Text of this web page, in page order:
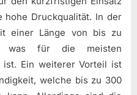
Druckqualität. In der
einer Länge von bis zu
was für die meisten
ist. Ein weiterer Vorteil ist
welche bis zu 300